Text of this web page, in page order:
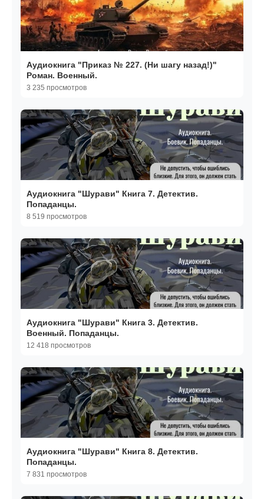
Аудиокнига "Приказ № 227. (Ни шагу назад!)"
Роман. Военный.
3 235 просмотров
Аудиокнига "Шурави" Книга 7. Детектив.
Попаданцы.
8 519 просмотров
Аудиокнига "Шурави" Книга 3. Детектив.
Военный. Попаданцы.
12 418 просмотров
Аудиокнига "Шурави" Книга 8. Детектив.
Попаданцы.
7 831 просмотров